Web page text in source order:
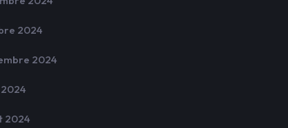
2024
2024
2024